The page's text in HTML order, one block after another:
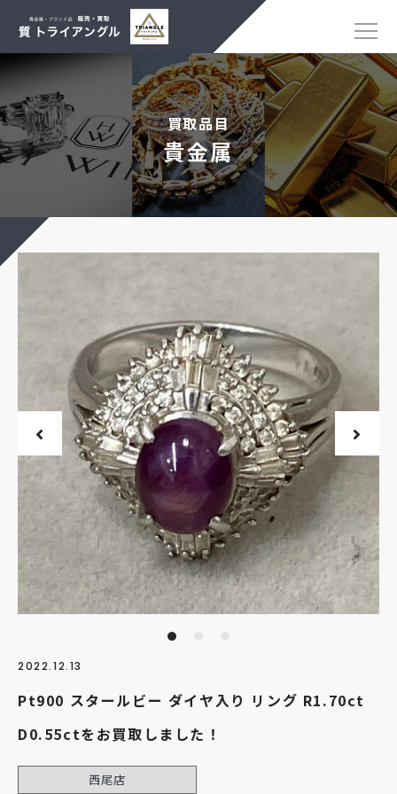
買取品目
貴金属
2022.12.13
Pt900 スタールビー ダイヤ入り リング R1.70ct
D0.55ctをお買取しました！
西尾店